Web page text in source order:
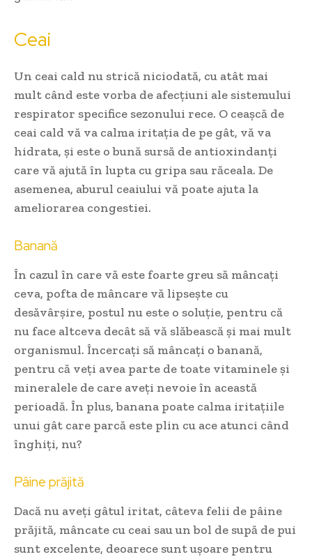
Ceai
Un ceai cald nu strică niciodată, cu atât mai
mult când este vorba de afecțiuni ale sistemului
respirator specifice sezonului rece. O ceașcă de
ceai cald vă va calma iritația de pe gât, vă va
hidrata, și este o bună sursă de antioxindanți
care vă ajută în lupta cu gripa sau răceala. De
asemenea, aburul ceaiului vă poate ajuta la
ameliorarea congestiei.
Banană
În cazul în care vă este foarte greu să mâncați
ceva, pofta de mâncare vă lipsește cu
desăvârșire, postul nu este o soluție, pentru că
nu face altceva decât să vă slăbească și mai mult
organismul. Încercați să mâncați o banană,
pentru că veți avea parte de toate vitaminele și
mineralele de care aveți nevoie în această
perioadă. În plus, banana poate calma iritațiile
unui gât care parcă este plin cu ace atunci când
înghiți, nu?
Pâine prăjită
Dacă nu aveți gâtul iritat, câteva felii de pâine
prăjită, mâncate cu ceai sau un bol de supă de pui
sunt excelente, deoarece sunt ușoare pentru